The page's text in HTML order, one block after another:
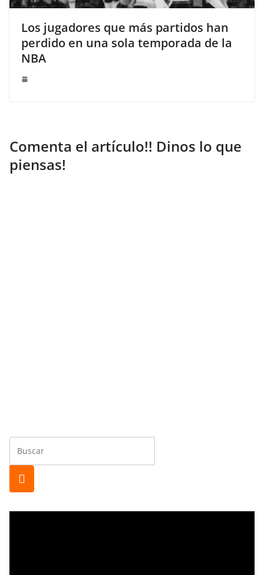
Los jugadores que más partidos han
perdido en una sola temporada de la
NBA
Comenta el artículo!! Dinos lo que
piensas!